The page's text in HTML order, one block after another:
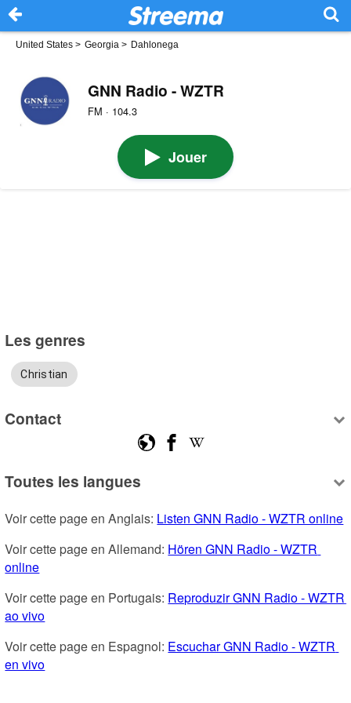
United States > Georgia > Dahlonega
GNN Radio - WZTR
FM · 104.3
Jouer
Les genres
Christian
Contact
Toutes les langues
Voir cette page en Anglais: Listen GNN Radio - WZTR online
Voir cette page en Allemand: Hören GNN Radio - WZTR
online
Voir cette page en Portugais: Reproduzir GNN Radio - WZTR
ao vivo
Voir cette page en Espagnol: Escuchar GNN Radio - WZTR
en vivo